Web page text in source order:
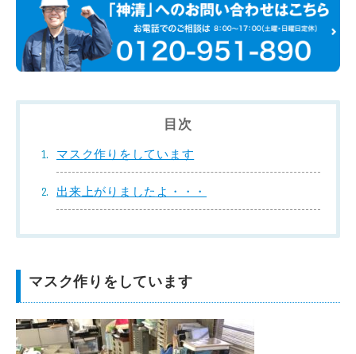
目次
マスク作りをしています
出来上がりましたよ・・・
マスク作りをしています